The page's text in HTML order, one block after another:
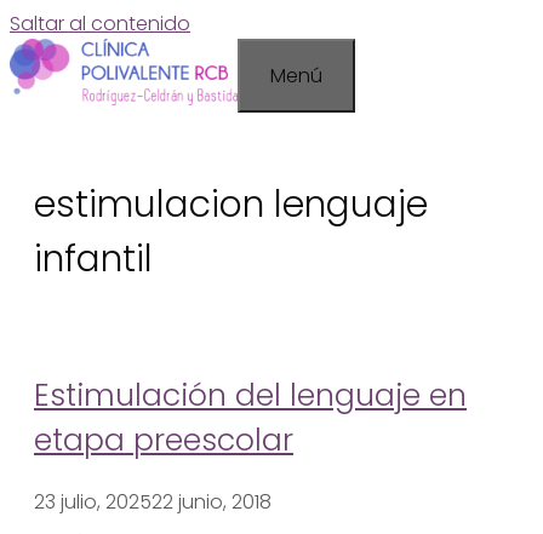
Saltar al contenido
Menú
estimulacion lenguaje
infantil
Estimulación del lenguaje en
etapa preescolar
23 julio, 202522 junio, 2018